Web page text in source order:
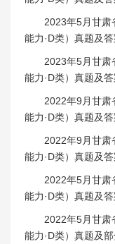
2023年5月甘肃
能力·D类）真题及答
2023年5月甘肃
能力·D类）真题及答
2022年9月甘肃
能力·D类）真题及答
2022年9月甘肃
能力·D类）真题及答
2022年5月甘肃
能力·D类）真题及答
2022年5月甘肃
能力·D类）真题及部